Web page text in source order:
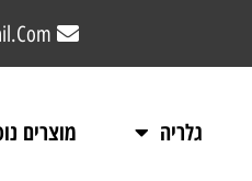
גלריה מוצרים